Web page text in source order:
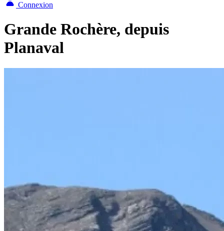
Connexion
Grande Rochère, depuis
Planaval